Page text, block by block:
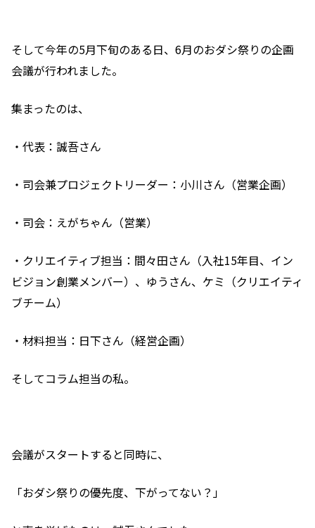
そして今年の5月下旬のある日、6月のおダシ祭りの企画
会議が行われました。
集まったのは、
・代表：誠吾さん
・司会兼プロジェクトリーダー：小川さん（営業企画）
・司会：えがちゃん（営業）
・クリエイティブ担当：間々田さん（入社15年目、イン
ビジョン創業メンバー）、ゆうさん、ケミ（クリエイティ
ブチーム）
・材料担当：日下さん（経営企画）
そしてコラム担当の私。
会議がスタートすると同時に、
「おダシ祭りの優先度、下がってない？」